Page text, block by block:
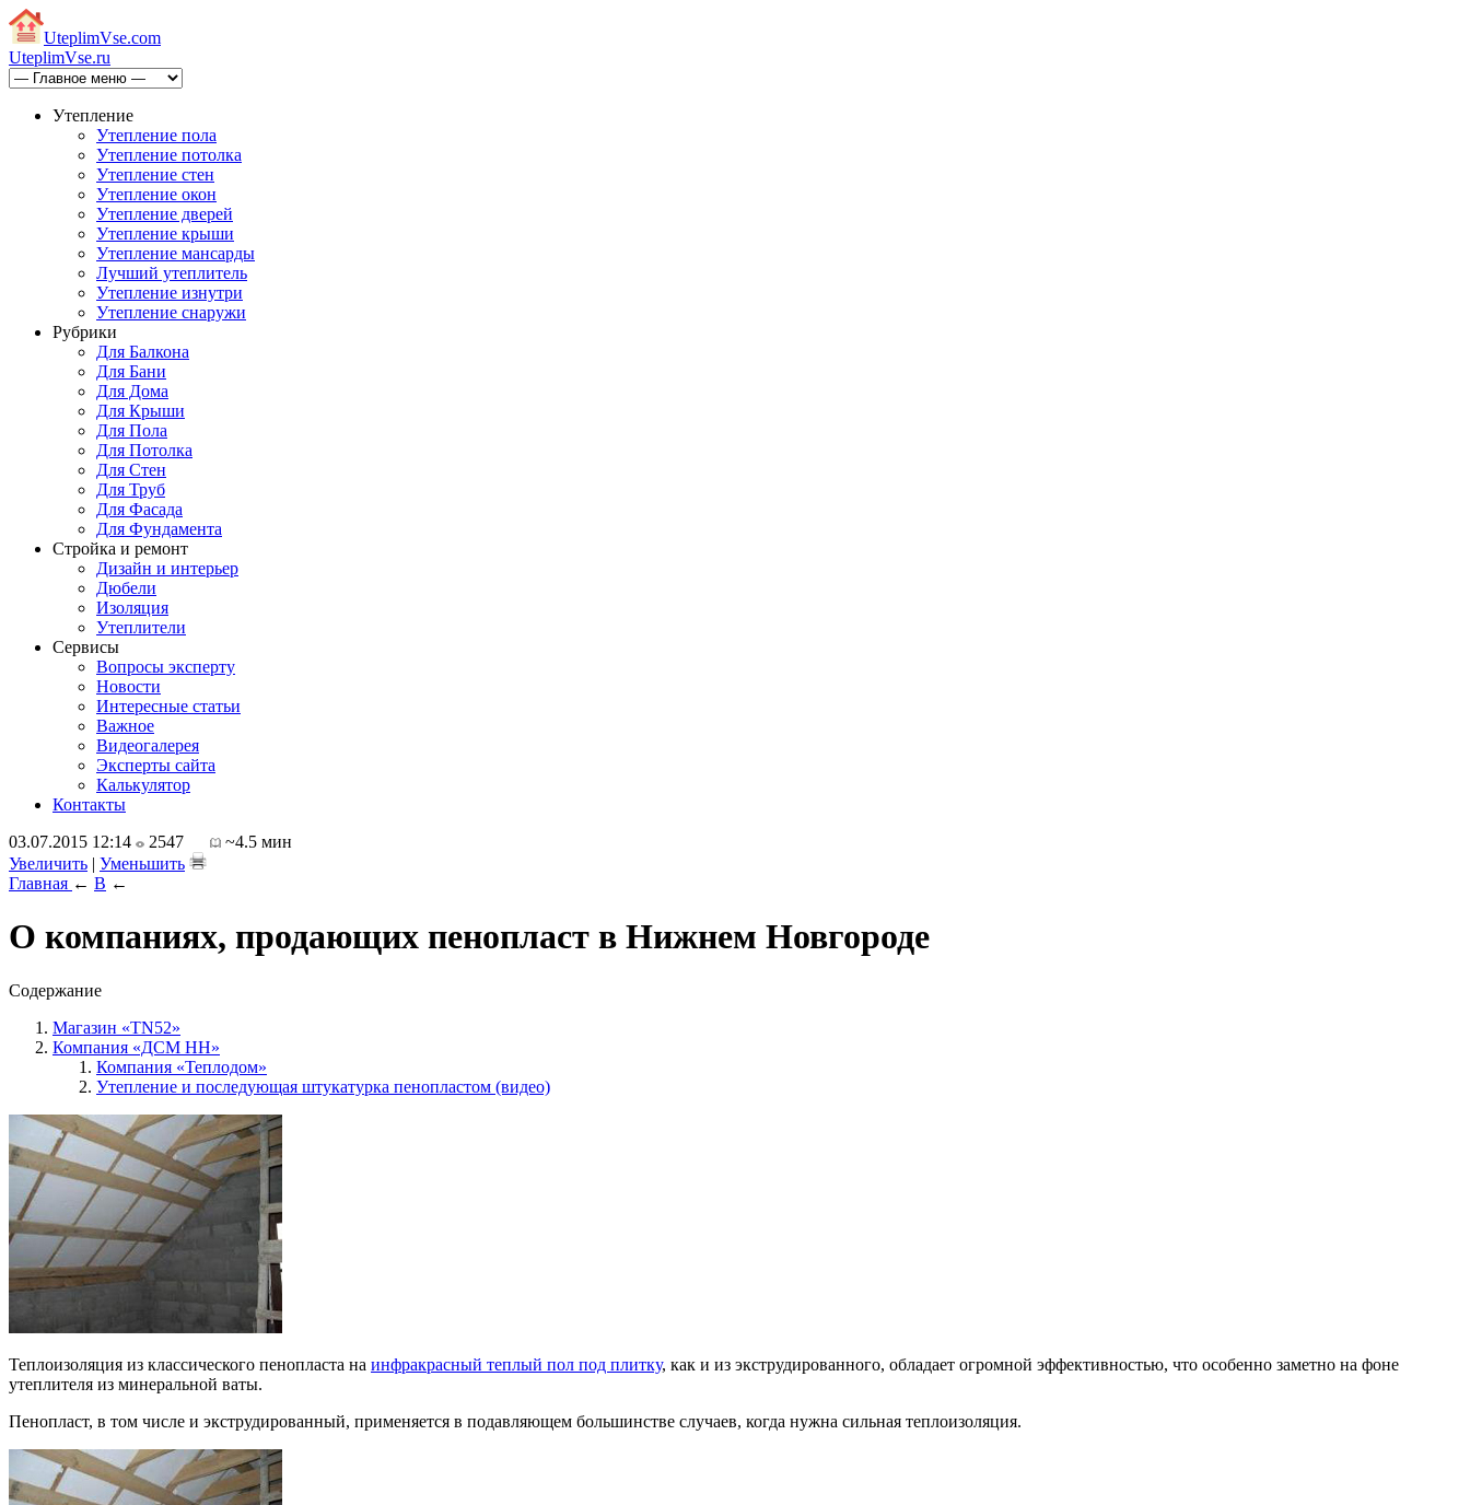
UteplimVse.com
UteplimVse.ru
Утепление
Утепление пола
Утепление потолка
Утепление стен
Утепление окон
Утепление дверей
Утепление крыши
Утепление мансарды
Лучший утеплитель
Утепление изнутри
Утепление снаружи
Рубрики
Для Балкона
Для Бани
Для Дома
Для Крыши
Для Пола
Для Потолка
Для Стен
Для Труб
Для Фасада
Для Фундамента
Стройка и ремонт
Дизайн и интерьер
Дюбели
Изоляция
Утеплители
Сервисы
Вопросы эксперту
Новости
Интересные статьи
Важное
Видеогалерея
Эксперты сайта
Калькулятор
Контакты
03.07.2015 12:14
2547
~4.5 мин
Увеличить | Уменьшить
Главная ← В ←
О компаниях, продающих пенопласт в Нижнем Новгороде
Содержание
Магазин «TN52»
Компания «ДСМ НН»
Компания «Теплодом»
Утепление и последующая штукатурка пенопластом (видео)
Теплоизоляция из классического пенопласта на инфракрасный теплый пол под плитку, как и из экструдированного, обладает огромной эффективностью, что особенно заметно на фоне
утеплителя из минеральной ваты.
Пенопласт, в том числе и экструдированный, применяется в подавляющем большинстве случаев, когда нужна сильная теплоизоляция.